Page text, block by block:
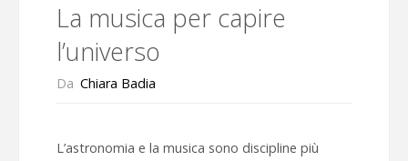
La musica per capire
l’universo
Da Chiara Badia
L’astronomia e la musica sono discipline più